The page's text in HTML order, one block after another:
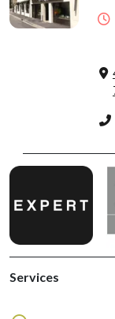
Services